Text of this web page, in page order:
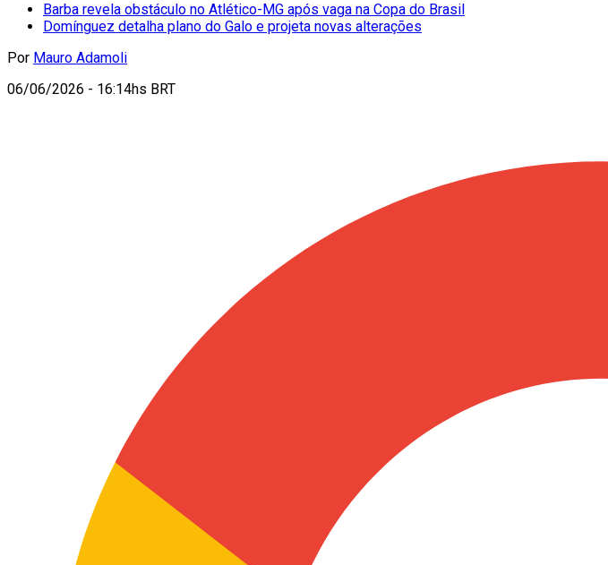
Barba revela obstáculo no Atlético-MG após vaga na Copa do Brasil
Domínguez detalha plano do Galo e projeta novas alterações
Por Mauro Adamoli
06/06/2026 - 16:14hs BRT